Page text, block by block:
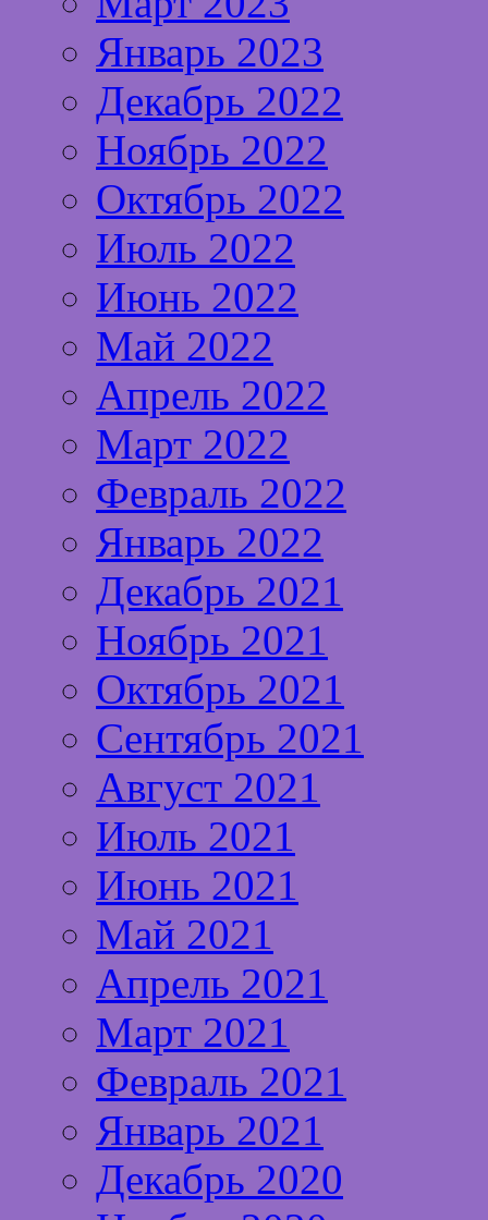
Январь 2023
Декабрь 2022
Ноябрь 2022
Октябрь 2022
Июль 2022
Июнь 2022
Май 2022
Апрель 2022
Март 2022
Февраль 2022
Январь 2022
Декабрь 2021
Ноябрь 2021
Октябрь 2021
Сентябрь 2021
Август 2021
Июль 2021
Июнь 2021
Май 2021
Апрель 2021
Март 2021
Февраль 2021
Январь 2021
Декабрь 2020